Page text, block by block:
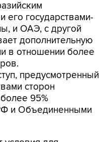
его государствами-
и ОАЭ, с другой
дополнительную
в отношении более
предусмотренный
сторон
95%
и Объединенными